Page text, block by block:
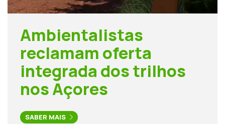
Ambientalistas
reclamam oferta
integrada dos trilhos
nos Açores
SABER MAIS